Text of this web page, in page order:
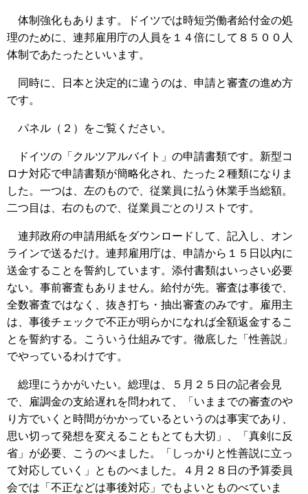
体制強化もあります。ドイツでは時短労働者給付金の処
理のために、連邦雇用庁の人員を１４倍にして８５００人
体制であたったといいます。
同時に、日本と決定的に違うのは、申請と審査の進め方
です。
パネル（２）をご覧ください。
ドイツの「クルツアルバイト」の申請書類です。新型コ
ロナ対応で申請書類が簡略化され、たった２種類になりま
した。一つは、左のもので、従業員に払う休業手当総額。
二つ目は、右のもので、従業員ごとのリストです。
連邦政府の申請用紙をダウンロードして、記入し、オン
ラインで送るだけ。連邦雇用庁は、申請から１５日以内に
送金することを誓約しています。添付書類はいっさい必要
ない。事前審査もありません。給付が先。審査は事後で、
全数審査ではなく、抜き打ち・抽出審査のみです。雇用主
は、事後チェックで不正が明らかになれば全額返金するこ
とを誓約する。こういう仕組みです。徹底した「性善説」
でやっているわけです。
総理にうかがいたい。総理は、５月２５日の記者会見
で、雇調金の支給遅れを問われて、「いままでの審査のや
り方でいくと時間がかかっているというのは事実であり、
思い切って発想を変えることもとても大切」、「真剣に反
省」が必要、こうのべました。「しっかりと性善説に立っ
て対応していく」とものべました。４月２８日の予算委員
会では「不正などは事後対応」でもよいとものべていま